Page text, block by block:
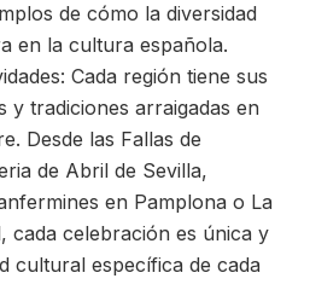
de cómo la diversidad
en la cultura española.
Cada región tiene sus
y tradiciones arraigadas en
Desde las Fallas de
de Abril de Sevilla,
en Pamplona o La
cada celebración es única y
cultural específica de cada